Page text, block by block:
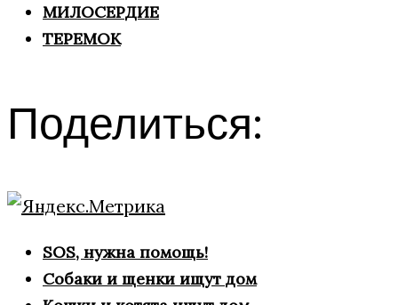
МИЛОСЕРДИЕ
ТЕРЕМОК
Поделиться:
SOS, нужна помощь!
Собаки и щенки ищут дом